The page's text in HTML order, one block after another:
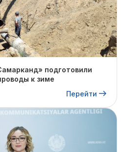
подготовили
к зиме
Перейти